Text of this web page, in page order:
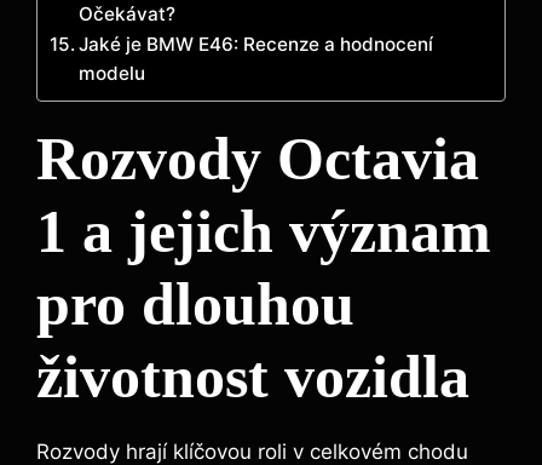
Očekávat?
Jaké je BMW E46: Recenze a hodnocení
modelu
Rozvody Octavia
1 a jejich význam
pro dlouhou
životnost vozidla
Rozvody hrají klíčovou roli v celkovém chodu